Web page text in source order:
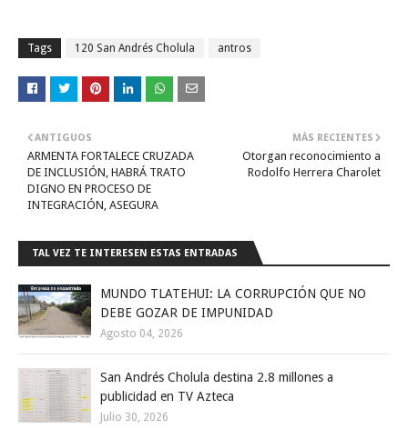
Tags 120 San Andrés Cholula antros
MÁS RECIENTES
Otorgan reconocimiento a
Rodolfo Herrera Charolet
ANTIGUOS
ARMENTA FORTALECE CRUZADA
DE INCLUSIÓN, HABRÁ TRATO
DIGNO EN PROCESO DE
INTEGRACIÓN, ASEGURA
TAL VEZ TE INTERESEN ESTAS ENTRADAS
MUNDO TLATEHUI: LA CORRUPCIÓN QUE NO
DEBE GOZAR DE IMPUNIDAD
Agosto 04, 2026
San Andrés Cholula destina 2.8 millones a
publicidad en TV Azteca
Julio 30, 2026